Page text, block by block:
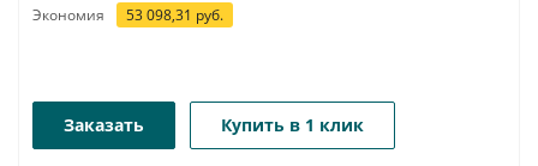
Экономия 53 098,31 руб.
Заказать Купить в 1 клик